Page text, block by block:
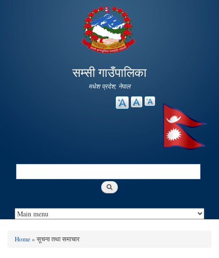
main
content
सम्सी गाउँपालिका
मधेश प्रदेश, नेपाल
Search
You are here
Home» सूचना तथा समाचार